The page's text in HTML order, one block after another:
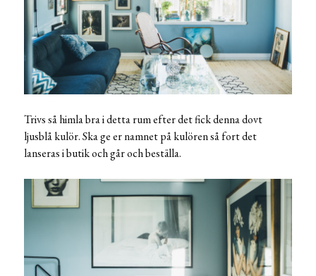
Trivs så himla bra i detta rum efter det fick denna dovt
ljusblå kulör. Ska ge er namnet på kulören så fort det
lanseras i butik och går och beställa.